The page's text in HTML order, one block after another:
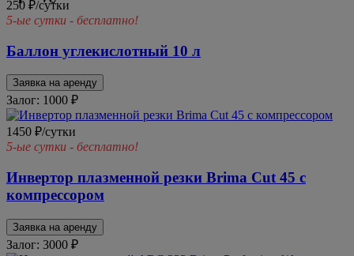
250 ₽/сутки
5-ые сутки - бесплатно!
Баллон углекислотный 10 л
Заявка на аренду
Залог: 1000 ₽
1450 ₽/сутки
5-ые сутки - бесплатно!
Инвертор плазменной резки Brima Cut 45 с
компрессором
Заявка на аренду
Залог: 3000 ₽